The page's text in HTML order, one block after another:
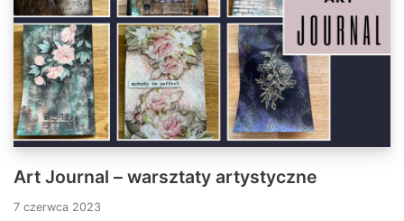
Art Journal – warsztaty artystyczne
7 czerwca 2023